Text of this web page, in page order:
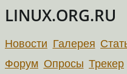
LINUX.ORG.RU
Новости Галерея
Форум Опросы Трекер